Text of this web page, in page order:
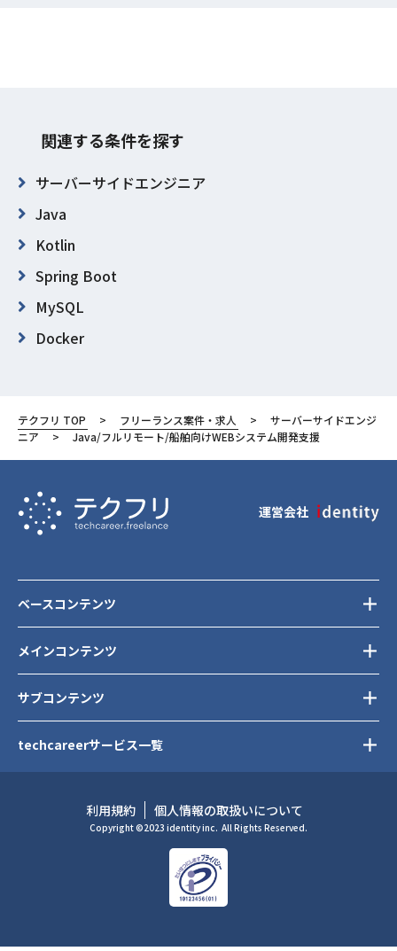
関連する条件を探す
サーバーサイドエンジニア
Java
Kotlin
Spring Boot
MySQL
Docker
東京都
品川区
テクフリ TOP フリーランス案件・求人
サーバーサイドエンジ
ニア
Java/フルリモート/船舶向けWEBシステム開発支援
運営会社
メインコンテンツ
サブコンテンツ
ベースコンテンツ
techcareerサービス一覧
利用規約 個人情報の取扱いについて
Copyright ©2023 identity inc. All Rights Reserved.